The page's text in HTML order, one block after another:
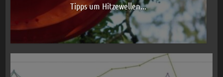
Tipps um Hitzewellen...